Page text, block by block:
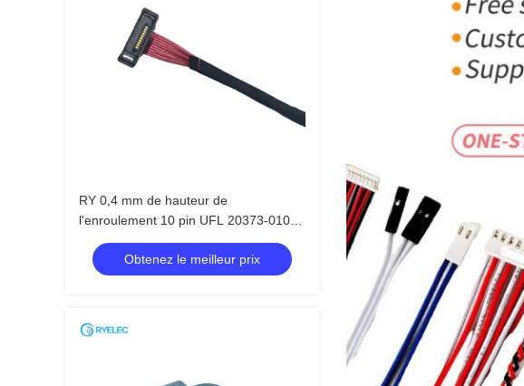
RY 0,4 mm de hauteur de
l'enroulement 10 pin UFL 20373-010T
à 10 pin UFL 20373-010T EDP Micro
Coax AWG36 Assemblage de câble
Lvds
Obtenez le meilleur prix